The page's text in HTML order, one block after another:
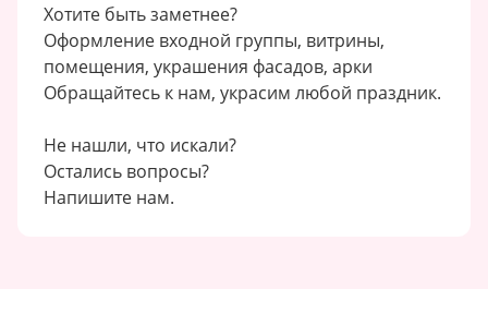
Хотите быть заметнее?
Оформление входной группы, витрины,
помещения, украшения фасадов, арки
Обращайтесь к нам, украсим любой праздник.
Не нашли, что искали?
Остались вопросы?
Напишите нам.